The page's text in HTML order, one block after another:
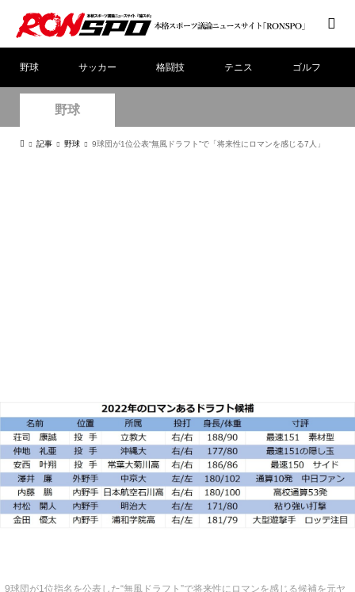
野球 サッカー 格闘技 テニス ゴルフ
野球
記事 野球 9球団が1位公表“無風ドラフト”で「将来性にロマンを感じる7人」
9球団が1位指名を公表した“無風ドラフト”で将来性にロマンを感じる候補を元ヤ